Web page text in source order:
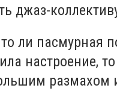
джаз-
ли пасмурная
настроение,
размахом